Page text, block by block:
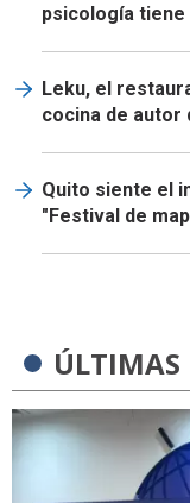
psicología
Leku, el
cocina de autor
Quito siente el
"Festival de
ÚLTIMAS